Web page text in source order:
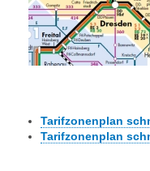
Tarifzonenplan
Tarifzonenplan